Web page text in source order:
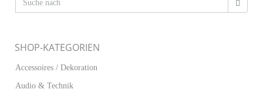
SHOP-KATEGORIEN
Accessoires / Dekoration
Audio & Technik